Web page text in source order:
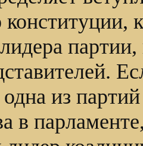
из
в